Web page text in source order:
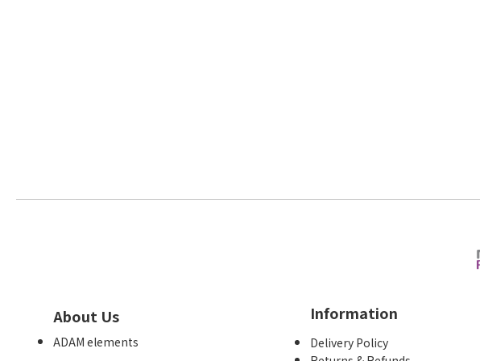
About Us
ADAM elements
Information
Delivery Policy